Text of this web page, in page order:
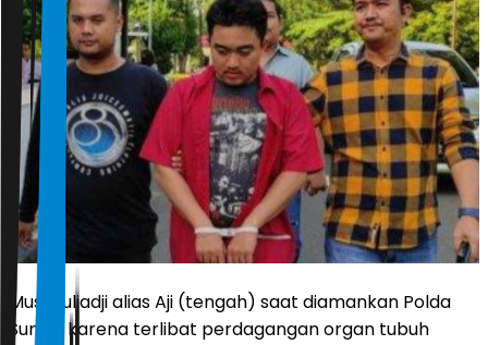
Mus Muliadji alias Aji (tengah) saat diamankan Polda
Sumut karena terlibat perdagangan organ tubuh